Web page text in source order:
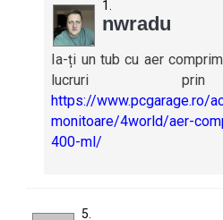
nwradu
Ia-ți un tub cu aer
lucruri
https://www.pcgarage.ro/
monitoare/4world/aer-
400-ml/